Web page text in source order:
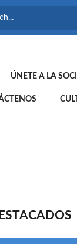
ÚNETE A LA